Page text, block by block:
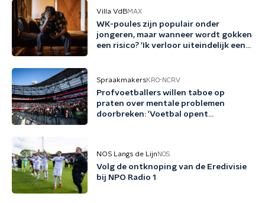
Villa VdBMAX
WK-poules zijn populair onder
jongeren, maar wanneer wordt gokken
een risico? 'Ik verloor uiteindelijk een
SpraakmakersKRO-NCRV
Profvoetballers willen taboe op
praten over mentale problemen
doorbreken: 'Voetbal opent
NOS Langs de Lijn NOS
Volg de ontknoping van de Eredivisie
bij NPO Radio 1